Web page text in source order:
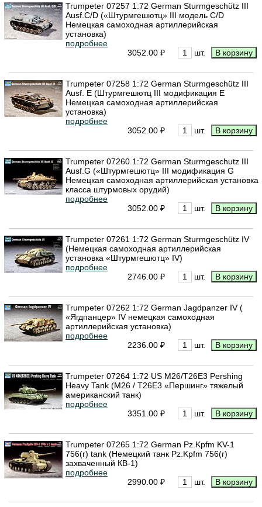
Trumpeter 07257 1:72 German Sturmgeschütz III
Ausf.C/D («Штурмгешютц» III модель C/D
Немецкая самоходная артиллерийская
установка)
подробнее
3052.00 ₽
шт.
Trumpeter 07258 1:72 German Sturmgeschütz III
Ausf. E (Штурмгешютц III модификация Е
Немецкая самоходная артиллерийская
установка)
подробнее
3052.00 ₽
шт.
Trumpeter 07260 1:72 German Sturmgeschutz III
Ausf.G («Штурмгешютц» III модификация G
Немецкая самоходная артиллерийская установка
класса штурмовых орудий)
подробнее
3052.00 ₽
шт.
Trumpeter 07261 1:72 German Sturmgeschütz IV
(Немецкая самоходная артиллерийская
установка «Штурмгешютц» IV)
подробнее
2746.00 ₽
шт.
Trumpeter 07262 1:72 German Jagdpanzer IV (
«Ягдпанцер» IV немецкая самоходная
артиллерийская установка)
подробнее
2236.00 ₽
шт.
Trumpeter 07264 1:72 US M26/T26E3 Pershing
Heavy Tank (М26 / Т26Е3 «Першинг» тяжелый
американский танк)
подробнее
3351.00 ₽
шт.
Trumpeter 07265 1:72 German Pz.Kpfm KV-1
756(r) tank (Немецкий танк Pz.Kpfm 756(r)
захваченный КВ-1)
подробнее
2990.00 ₽
шт.